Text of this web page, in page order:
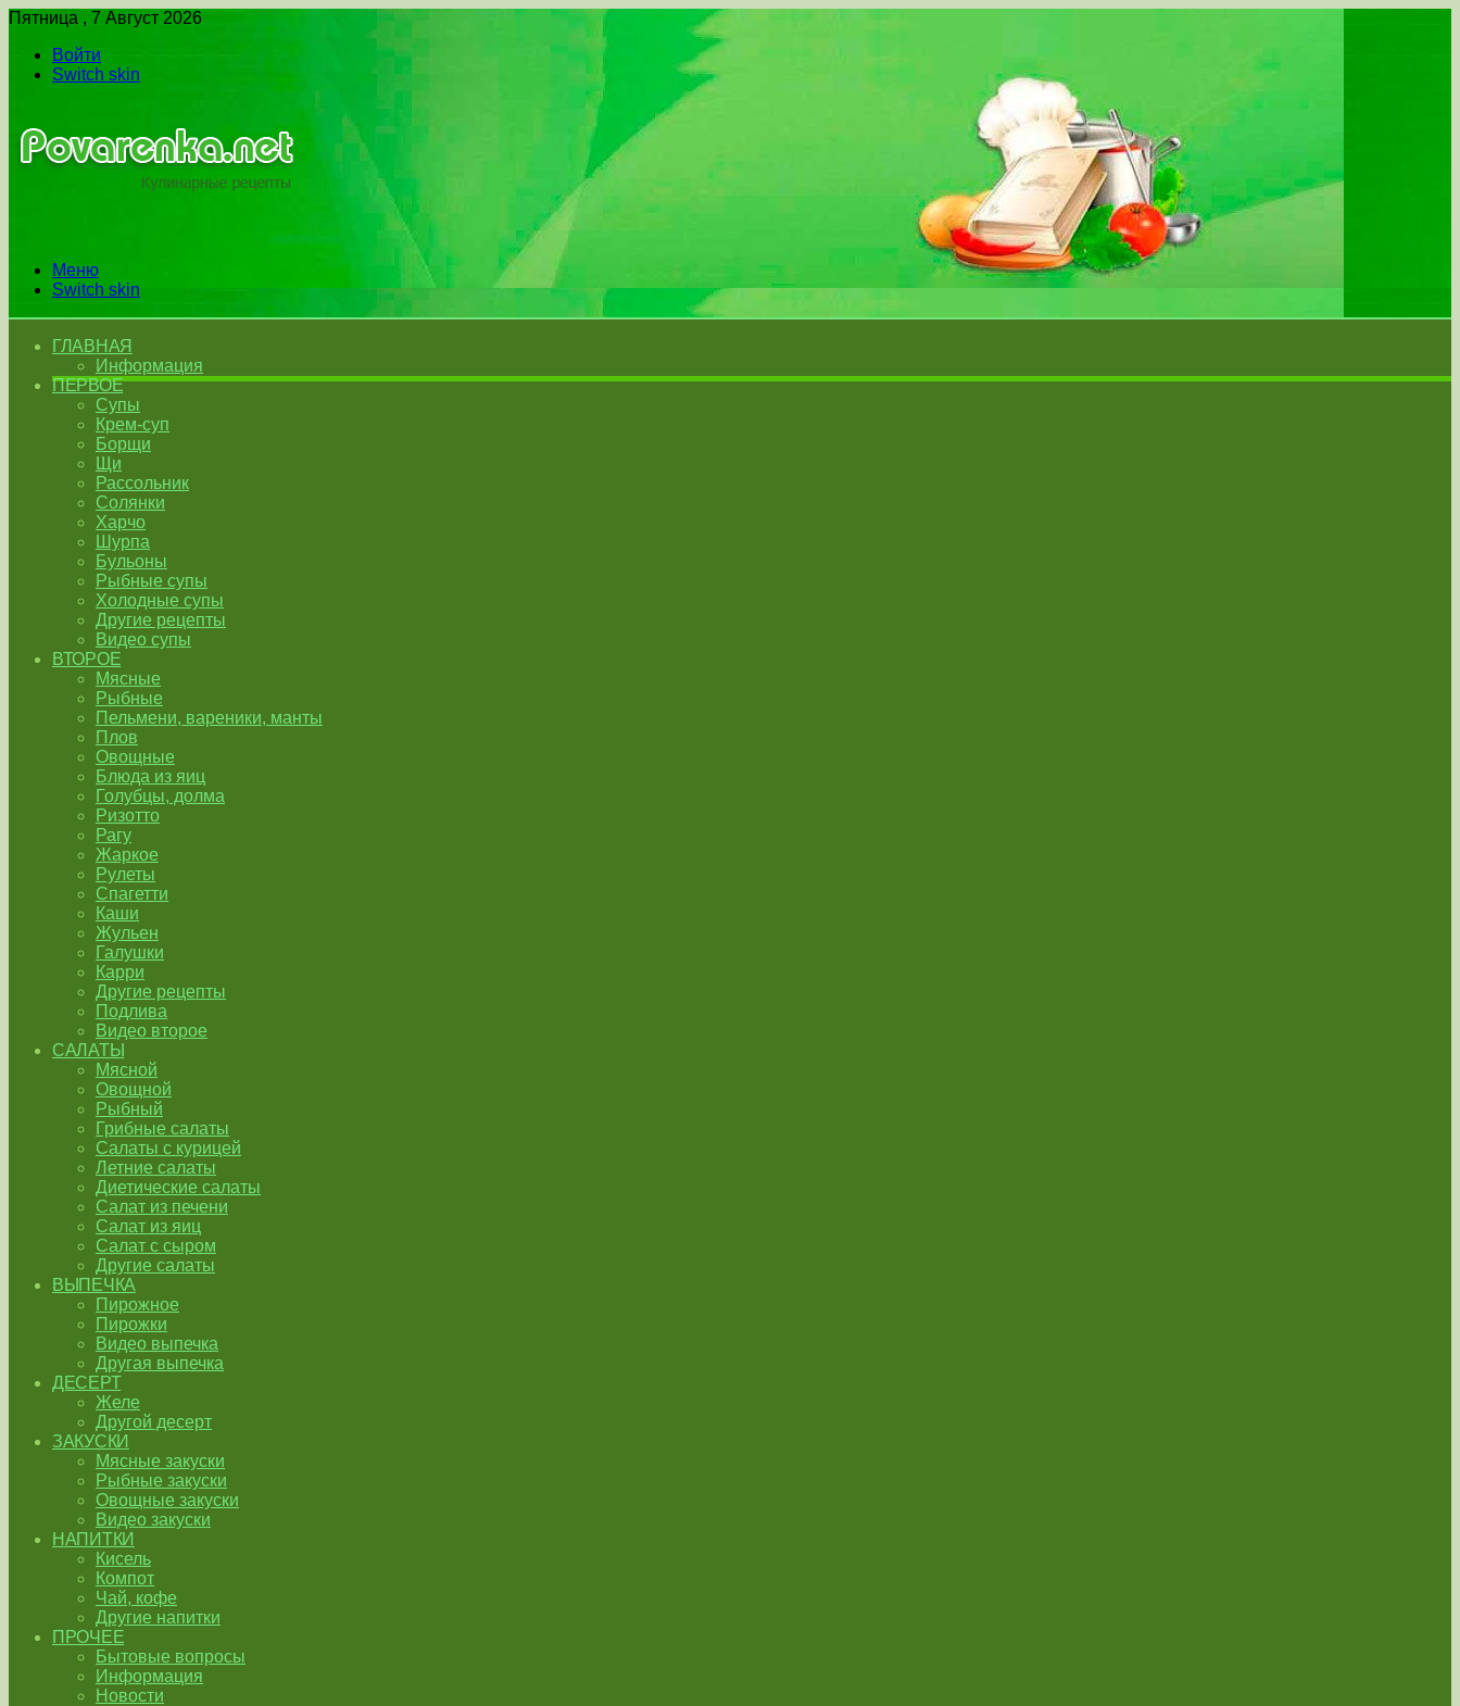
Пятница , 7 Август 2026
Войти
Switch skin
Меню
Switch skin
ГЛАВНАЯ
Информация
ПЕРВОЕ
Супы
Крем-суп
Борщи
Щи
Рассольник
Солянки
Харчо
Шурпа
Бульоны
Рыбные супы
Холодные супы
Другие рецепты
Видео супы
ВТОРОЕ
Мясные
Рыбные
Пельмени, вареники, манты
Плов
Овощные
Блюда из яиц
Голубцы, долма
Ризотто
Рагу
Жаркое
Рулеты
Спагетти
Каши
Жульен
Галушки
Карри
Другие рецепты
Подлива
Видео второе
САЛАТЫ
Мясной
Овощной
Рыбный
Грибные салаты
Салаты с курицей
Летние салаты
Диетические салаты
Салат из печени
Салат из яиц
Салат с сыром
Другие салаты
ВЫПЕЧКА
Пирожное
Пирожки
Видео выпечка
Другая выпечка
ДЕСЕРТ
Желе
Другой десерт
ЗАКУСКИ
Мясные закуски
Рыбные закуски
Овощные закуски
Видео закуски
НАПИТКИ
Кисель
Компот
Чай, кофе
Другие напитки
ПРОЧЕЕ
Бытовые вопросы
Информация
Новости